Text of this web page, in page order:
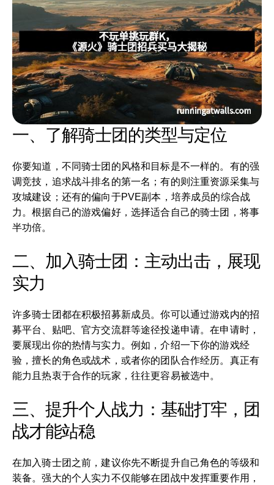
一、了解骑士团的类型与定位
你要知道，不同骑士团的风格和目标是不一样的。有的强
调竞技，追求战斗排名的第一名；有的则注重资源采集与
攻城建设；还有的偏向于PVE副本，培养成员的综合战
力。根据自己的游戏偏好，选择适合自己的骑士团，将事
半功倍。
二、加入骑士团：主动出击，展现
实力
许多骑士团都在积极招募新成员。你可以通过游戏内的招
募平台、贴吧、官方交流群等途径投递申请。在申请时，
要展现出你的热情与实力。例如，介绍一下你的游戏经
验，擅长的角色或战术，或者你的团队合作经历。真正有
能力且热衷于合作的玩家，往往更容易被选中。
三、提升个人战力：基础打牢，团
战才能站稳
在加入骑士团之前，建议你先不断提升自己角色的等级和
装备。强大的个人实力不仅能够在团战中发挥重要作用，